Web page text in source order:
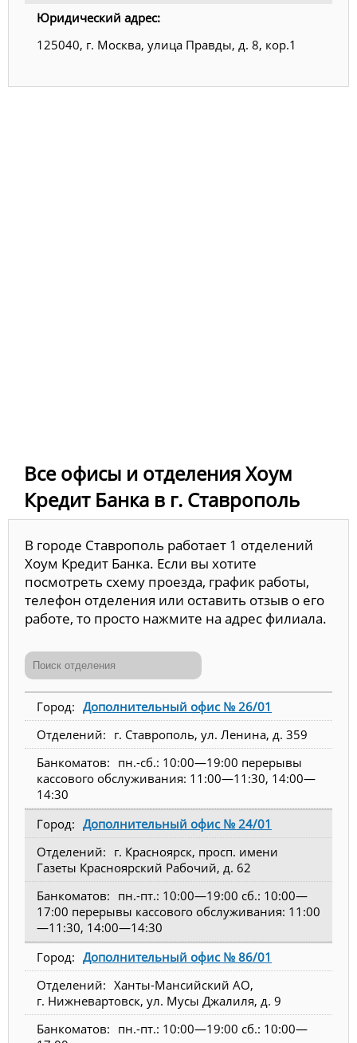
Юридический адрес:
125040, г. Москва, улица Правды, д. 8, кор.1
Все офисы и отделения Хоум
Кредит Банка в г. Ставрополь
В городе Ставрополь работает 1 отделений
Хоум Кредит Банка. Если вы хотите
посмотреть схему проезда, график работы,
телефон отделения или оставить отзыв о его
работе, то просто нажмите на адрес филиала.
Дополнительный офис № 26/01
г. Ставрополь, ул. Ленина, д. 359
пн.-сб.: 10:00—19:00 перерывы
кассового обслуживания: 11:00—11:30, 14:00—
14:30
Дополнительный офис № 24/01
г. Красноярск, просп. имени
Газеты Красноярский Рабочий, д. 62
пн.-пт.: 10:00—19:00 сб.: 10:00—
17:00 перерывы кассового обслуживания: 11:00
—11:30, 14:00—14:30
Дополнительный офис № 86/01
Ханты-Мансийский АО,
г. Нижневартовск, ул. Мусы Джалиля, д. 9
пн.-пт.: 10:00—19:00 сб.: 10:00—